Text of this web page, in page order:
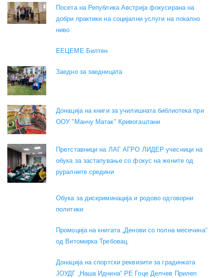
Посета на Република Австрија фокусирана на
добри практики на социјални услуги на локално
ниво
EEЦЕМЕ Билтен
Заедно за заедницата
Донација на книги за училишната библиотека при
ООУ "Манчу Матак" Кривогаштани
Претставници на ЛАГ АГРО ЛИДЕР учесници на
обука за застапување со фокус на жените од
руралните средини
Обука за дискриминација и родово одговорни
политики
Промоција на книгата „Денови со полна месечина“
од Витомирка Требовац.
Донација на спортски реквизити за градинката
ЈОУДГ „Наша Иднина“ РЕ Гоце Делчев Прилеп